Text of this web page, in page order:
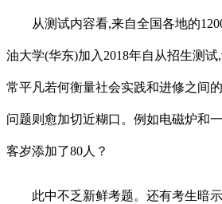
从测试内容看,来自全国各地的
油大学(华东)加入2018年自从招生测
常平凡若何衡量社会实践和进修之间
问题则愈加切近糊口。例如电磁炉和
客岁添加了80人？
此中不乏新鲜考题。还有考生暗示